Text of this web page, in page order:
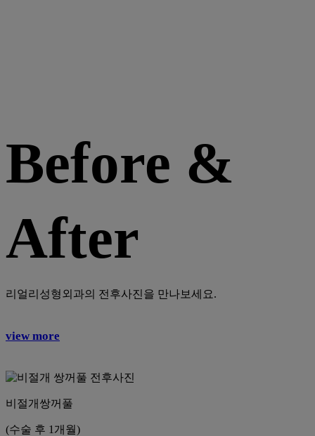
Before &
After
리얼리성형외과의 전후사진을 만나보세요.
view more
비절개쌍꺼풀
(수술 후 1개월)